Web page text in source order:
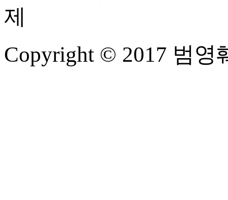
제
Copyright © 2017 범영